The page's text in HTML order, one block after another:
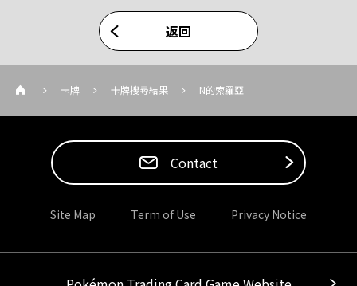
返回
卡牌 卡牌搜尋結果 N的索羅亞
Contact
Site Map Term of Use Privacy Notice